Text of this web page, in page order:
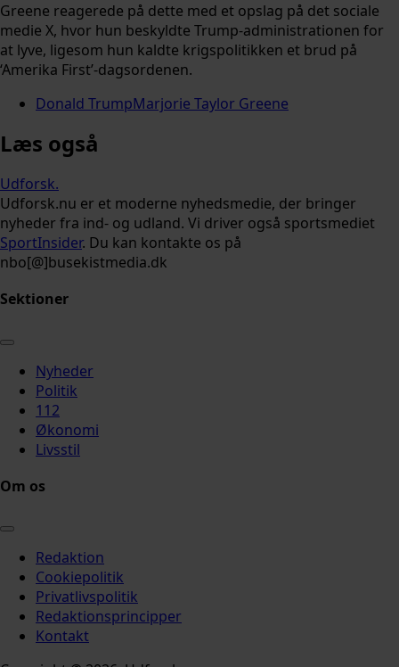
Greene reagerede på dette med et opslag på det sociale
medie X, hvor hun beskyldte Trump-administrationen for
at lyve, ligesom hun kaldte krigspolitikken et brud på
‘Amerika First’-dagsordenen.
Donald TrumpMarjorie Taylor Greene
Læs også
Udforsk.
Udforsk.nu er et moderne nyhedsmedie, der bringer
nyheder fra ind- og udland. Vi driver også sportsmediet
SportInsider. Du kan kontakte os på
nbo[@]busekistmedia.dk
Sektioner
Nyheder
Politik
112
Økonomi
Livsstil
Om os
Redaktion
Cookiepolitik
Privatlivspolitik
Redaktionsprincipper
Kontakt